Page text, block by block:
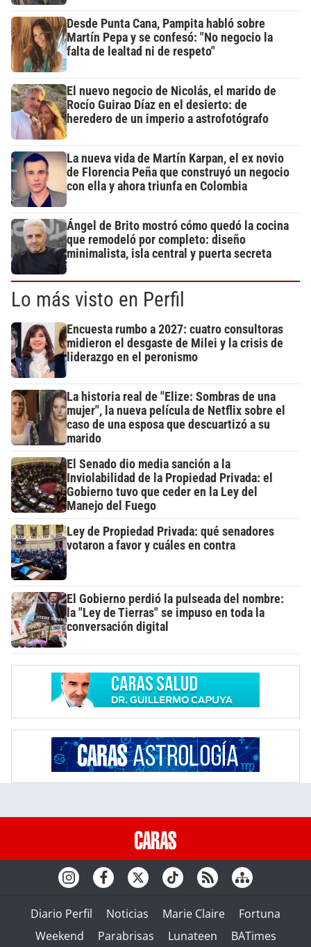
Desde Punta Cana, Pampita habló sobre
Martín Pepa y se confesó: "No negocio la
falta de lealtad ni de respeto"
El nuevo negocio de Nicolás, el marido de
Rocío Guirao Díaz en el desierto: de
heredero de un imperio a astrofotógrafo
La nueva vida de Martín Karpan, el ex novio
de Florencia Peña que construyó un negocio
con ella y ahora triunfa en Colombia
Ángel de Brito mostró cómo quedó la cocina
que remodeló por completo: diseño
minimalista, isla central y puerta secreta
Lo más visto en Perfil
Encuesta rumbo a 2027: cuatro consultoras
midieron el desgaste de Milei y la crisis de
liderazgo en el peronismo
La historia real de "Elize: Sombras de una
mujer", la nueva película de Netflix sobre el
caso de una esposa que descuartizó a su
marido
El Senado dio media sanción a la
Inviolabilidad de la Propiedad Privada: el
Gobierno tuvo que ceder en la Ley del
Manejo del Fuego
Ley de Propiedad Privada: qué senadores
votaron a favor y cuáles en contra
El Gobierno perdió la pulseada del nombre:
la "Ley de Tierras" se impuso en toda la
conversación digital
Diario Perfil Noticias Marie Claire
Fortuna
Weekend
Parabrisas Lunateen BATimes